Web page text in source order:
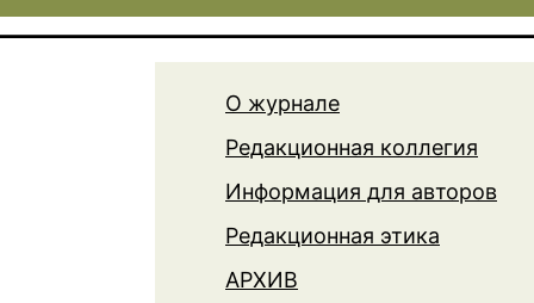
О журнале
Редакционная коллегия
Информация для авторов
Редакционная этика
АРХИВ